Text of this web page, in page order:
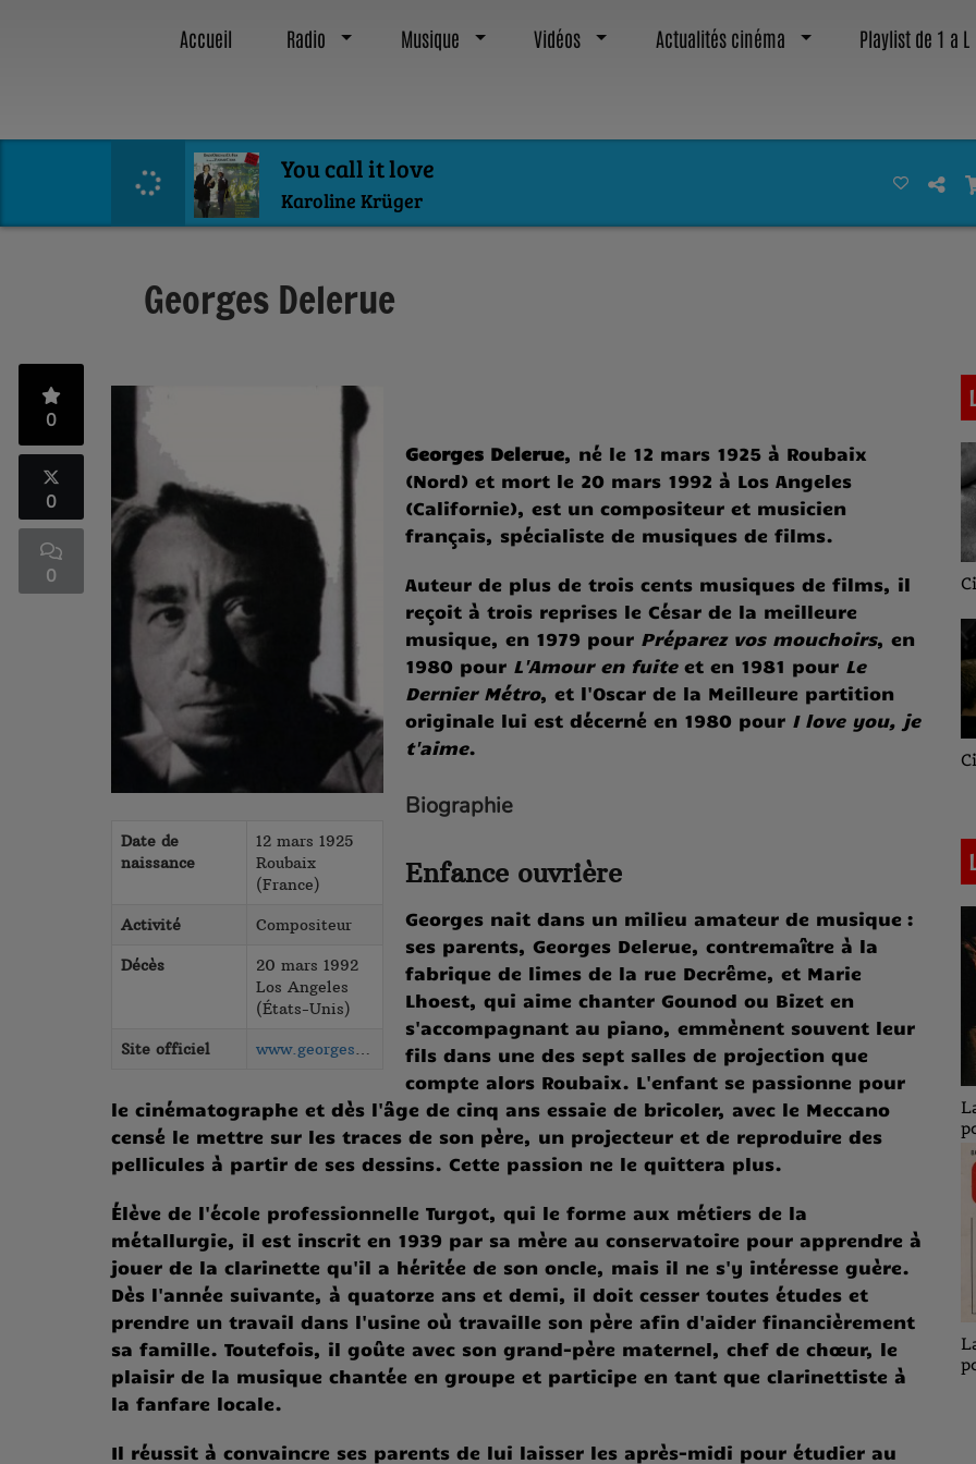
Accueil Radio Musique Vidéos Actualités cinéma Playlist de 1 a L
You call it love
Karoline Krüger
Georges Delerue
0
0
0
Date de
naissance
12 mars 1925
Roubaix
(France)
Activité Compositeur
Décès
20 mars 1992
Los Angeles
(États-Unis)
Site officiel www.georges-delerue.com
Georges Delerue, né le 12 mars 1925 à Roubaix
(Nord) et mort le 20 mars 1992 à Los Angeles
(Californie), est un compositeur et musicien
français, spécialiste de musiques de films.
Auteur de plus de trois cents musiques de films, il
reçoit à trois reprises le César de la meilleure
musique, en 1979 pour Préparez vos mouchoirs, en
1980 pour L'Amour en fuiteet en 1981 pour Le
Dernier Métro, et l'Oscar de la Meilleure partition
originale lui est décerné en 1980 pour I love you, je
t'aime.
Biographie
Enfance ouvrière
Georges nait dans un milieu amateur de musique :
ses parents, Georges Delerue, contremaître à la
fabrique de limes de la rue Decrême, et Marie
Lhoest, qui aime chanter Gounod ou Bizet en
s'accompagnant au piano, emmènent souvent leur
fils dans une des sept salles de projection que
compte alors Roubaix. L'enfant se passionne pour
le cinématographe et dès l'âge de cinq ans essaie de bricoler, avec le Meccano
censé le mettre sur les traces de son père, un projecteur et de reproduire des
pellicules à partir de ses dessins. Cette passion ne le quittera plus.
Élève de l'école professionnelle Turgot, qui le forme aux métiers de la
métallurgie, il est inscrit en 1939 par sa mère au conservatoire pour apprendre à
jouer de la clarinette qu'il a héritée de son oncle, mais il ne s'y intéresse guère.
Dès l'année suivante, à quatorze ans et demi, il doit cesser toutes études et
prendre un travail dans l'usine où travaille son père afin d'aider financièrement
sa famille. Toutefois, il goûte avec son grand-père maternel, chef de chœur, le
plaisir de la musique chantée en groupe et participe en tant que clarinettiste à
la fanfare locale.
Il réussit à convaincre ses parents de lui laisser les après-midi pour étudier au
Ciné-acteurs
Ciné-musicale
Ciné-classique Ciné-Symphonique
Ils n'ont pas de
pochette
La playlist en
pochette W - X - Y - Z
La playlist en
pochette V
La playlist en
pochette U
La playlist en
pochette T
La playlist en
pochette S